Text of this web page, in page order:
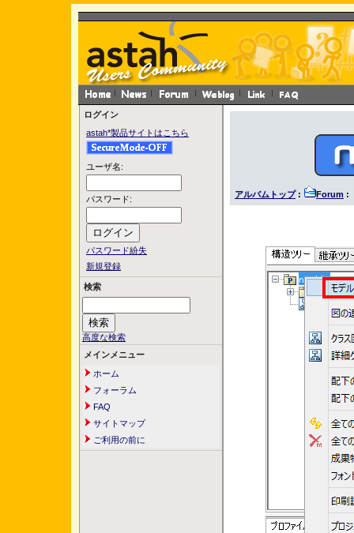
ログイン
astah*製品サイトはこちら
ユーザ名:
パスワード:
パスワード紛失
新規登録
検索
高度な検索
メインメニュー
ホーム
フォーラム
FAQ
サイトマップ
ご利用の前に
アルバムトップ: Forum :